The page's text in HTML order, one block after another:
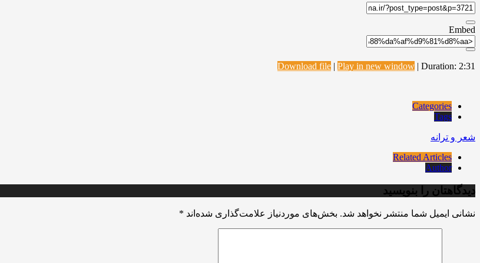
Embed
Download file | Play in new window | Duration: 2:31
Categories
Tags
شعر و ترانه
Related Articles
Author
دیدگاهتان را بنویسید
نشانی ایمیل شما منتشر نخواهد شد. بخش‌های موردنیاز علامت‌گذاری شده‌اند *